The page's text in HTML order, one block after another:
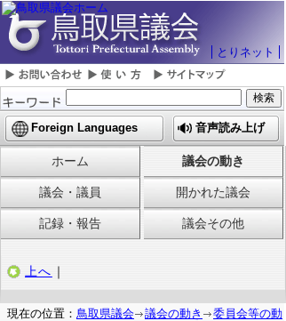
とりネット
Foreign Languages 音声読み上げ
ホーム 議会の動き
議会・議員 開かれた議会
記録・報告 議会その他
上へ ｜
現在の位置： 鳥取県議会 議会の動き
委員会等の動